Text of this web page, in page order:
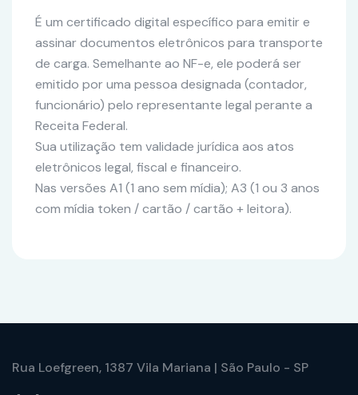
É um certificado digital específico para emitir e
assinar documentos eletrônicos para transporte
de carga. Semelhante ao NF-e, ele poderá ser
emitido por uma pessoa designada (contador,
funcionário) pelo representante legal perante a
Receita Federal.
Sua utilização tem validade jurídica aos atos
eletrônicos legal, fiscal e financeiro.
Nas versões A1 (1 ano sem mídia); A3 (1 ou 3 anos
com mídia token / cartão / cartão + leitora).
Rua Loefgreen, 1387 Vila Mariana | São Paulo - SP